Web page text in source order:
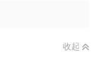
收起